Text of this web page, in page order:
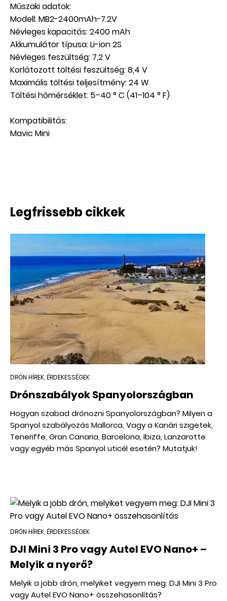
Műszaki adatok:
Modell: MB2-2400mAh-7.2V
Névleges kapacitás: 2400 mAh
Akkumulátor típusa: Li-ion 2S
Névleges feszültség: 7,2 V
Korlátozott töltési feszültség: 8,4 V
Maximális töltési teljesítmény: 24 W
Töltési hőmérséklet: 5–40 ° C (41–104 ° F)
Kompatibilitás:
Mavic Mini
Legfrissebb cikkek
DRÓN HÍREK, ÉRDEKESSÉGEK
Drónszabályok Spanyolországban
Hogyan szabad drónozni Spanyolországban? Milyen a
Spanyol szabályozás Mallorca, Vagy a Kanári szigetek,
Teneriffe, Gran Canaria, Barcelona, Ibiza, Lanzarotte
vagy egyéb más Spanyol uticél esetén? Mutatjuk!
DRÓN HÍREK, ÉRDEKESSÉGEK
DJI Mini 3 Pro vagy Autel EVO Nano+ –
Melyik a nyerő?
Melyik a jobb drón, melyiket vegyem meg: DJI Mini 3 Pro
vagy Autel EVO Nano+ összehasonlítás?